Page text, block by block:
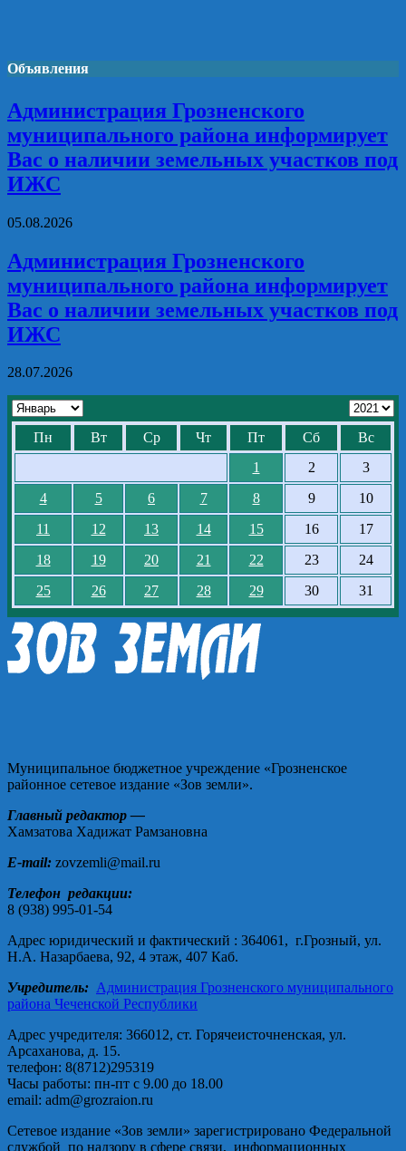
Объявления
Администрация Грозненского
муниципального района информирует
Вас о наличии земельных участков под
ИЖС
05.08.2026
Администрация Грозненского
муниципального района информирует
Вас о наличии земельных участков под
ИЖС
28.07.2026
Пн Вт Ср Чт Пт Сб
Вс
1
2
3
4
5 6 7 8 9
10
11
12 13 14 15 16
17
18
19 20 21 22 23
24
25
26 27 28 29 30 31
Муниципальное бюджетное учреждение «Грозненское
районное сетевое издание «Зов земли».
Главный редактор —
Хамзатова Хадижат Рамзановна
E-mail: zovzemli@mail.ru
Телефон редакции:
8 (938) 995-01-54
Адрес юридический и фактический : 364061, г.Грозный, ул.
Н.А. Назарбаева, 92, 4 этаж, 407 Каб.
Учредитель: Администрация Грозненского муниципального
района Чеченской Республики
Адрес учредителя: 366012, ст. Горячеисточненская, ул.
Арсаханова, д. 15.
телефон: 8(8712)295319
Часы работы: пн-пт с 9.00 до 18.00
email: adm@grozraion.ru
Сетевое издание «Зов земли» зарегистрировано Федеральной
службой по надзору в сфере связи, информационных